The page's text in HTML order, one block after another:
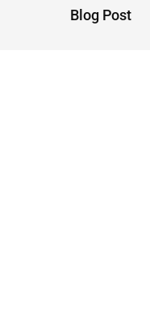
Blog Post